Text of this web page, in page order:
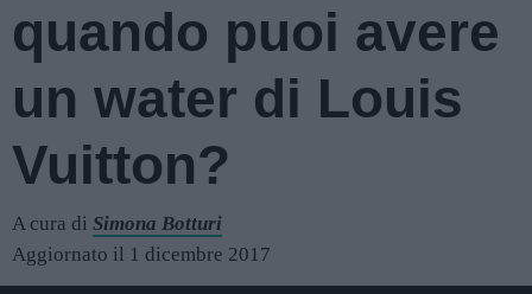
quando puoi avere
un water di Louis
Vuitton?
A cura di Simona Botturi
Aggiornato il 1 dicembre 2017